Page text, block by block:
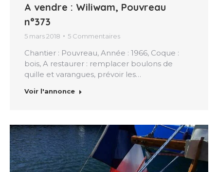
A vendre : Wiliwam, Pouvreau
n°373
5 mars 2018 5 Commentaires
Chantier : Pouvreau, Année : 1966, Coque :
bois, A restaurer : remplacer boulons de
quille et varangues, prévoir les…
Voir l'annonce